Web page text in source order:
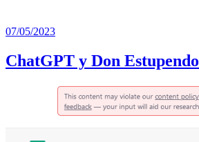
07/05/2023
ChatGPT y Don Estupendo